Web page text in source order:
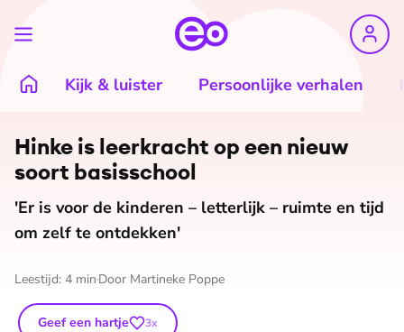
Kijk & luister Persoonlijke verhalen
Hinke is leerkracht op een nieuw
soort basisschool
'Er is voor de kinderen – letterlijk – ruimte en tijd
om zelf te ontdekken'
Leestijd: 4 min Door Martineke Poppe
Geef een hartje 3x